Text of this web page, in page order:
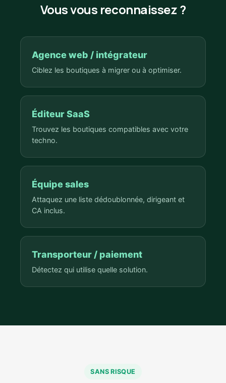
Vous vous reconnaissez ?
Agence web / intégrateur
Ciblez les boutiques à migrer ou à optimiser.
Éditeur SaaS
Trouvez les boutiques compatibles avec votre
techno.
Équipe sales
Attaquez une liste dédoublonnée, dirigeant et
CA inclus.
Transporteur / paiement
Détectez qui utilise quelle solution.
SANS RISQUE